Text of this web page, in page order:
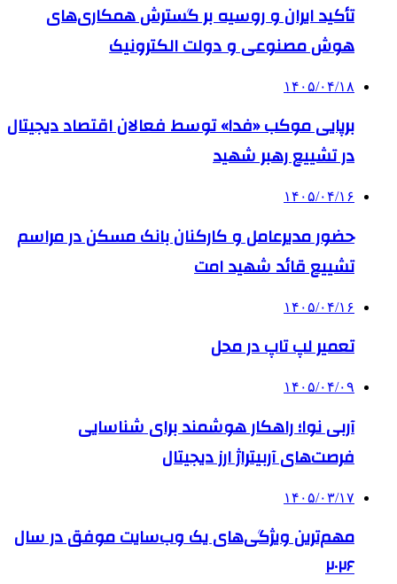
تأکید ایران و روسیه بر گسترش همکاری‌های
هوش مصنوعی و دولت الکترونیک
۱۴۰۵/۰۴/۱۸
برپایی موکب «فدا» توسط فعالان اقتصاد دیجیتال
در تشییع رهبر شهید
۱۴۰۵/۰۴/۱۶
حضور مدیرعامل و کارکنان بانک مسکن در مراسم
تشییع قائد شهید امت
۱۴۰۵/۰۴/۱۶
تعمیر لپ تاپ در محل
۱۴۰۵/۰۴/۰۹
آربی نوا؛ راهکار هوشمند برای شناسایی
فرصت‌های آربیتراژ ارز دیجیتال
۱۴۰۵/۰۳/۱۷
مهم‌ترین ویژگی‌های یک وب‌سایت موفق در سال
۲۰۲۶